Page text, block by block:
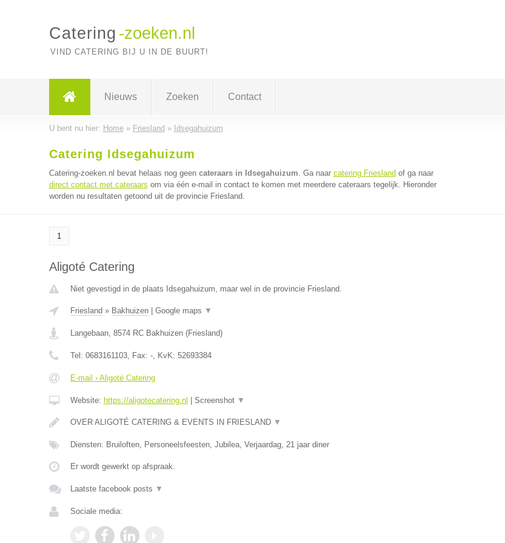
Catering -zoeken.nl
VIND CATERING BIJ U IN DE BUURT!
Nieuws Zoeken Contact
U bent nu hier: Home» Friesland » Idsegahuizum
Catering Idsegahuizum
Catering-zoeken.nl bevat helaas nog geen cateraars in Idsegahuizum. Ga naar catering Friesland of ga naar
direct contact met cateraars om via één e-mail in contact te komen met meerdere cateraars tegelijk. Hieronder
worden nu resultaten getoond uit de provincie Friesland.
1
Aligoté Catering
Niet gevestigd in de plaats Idsegahuizum, maar wel in de provincie Friesland.
Friesland » Bakhuizen| Google maps ▼
Langebaan, 8574 RC Bakhuizen(Friesland)
Tel: 0683161103, Fax: -, KvK: 52693384
E-mail › Aligoté Catering
Website: https://aligotecatering.nl Screenshot ▼
OVER ALIGOTÉ CATERING & EVENTS IN FRIESLAND ▼
Diensten: Bruiloften, Personeelsfeesten, Jubilea, Verjaardag, 21 jaar diner
Er wordt gewerkt op afspraak.
Laatste facebook posts ▼
Sociale media: